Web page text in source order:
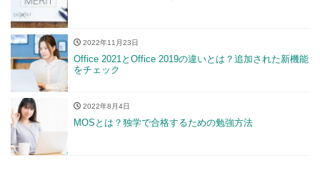
2022年11月23日
Office 2021とOffice 2019の違いとは？追加された新機能
をチェック
2022年8月4日
MOSとは？独学で合格するための勉強方法